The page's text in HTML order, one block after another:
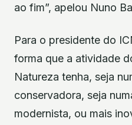
ao fim”, apelou Nuno
Para o presidente do
forma que a atividade
Natureza tenha, seja
conservadora, seja
modernista, ou mais